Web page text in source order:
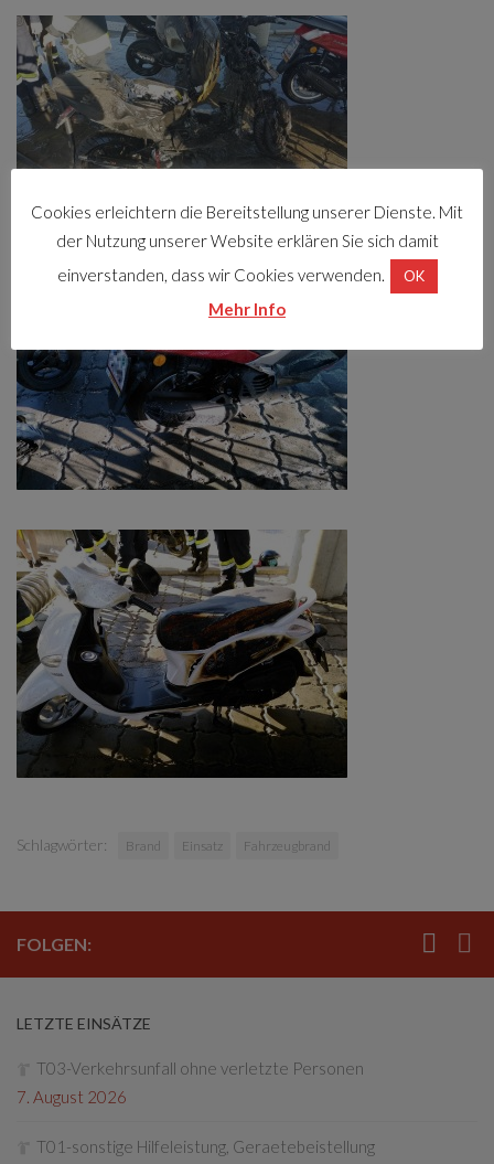
Schlagwörter: Brand Einsatz Fahrzeugbrand
FOLGEN:
LETZTE EINSÄTZE
T03-Verkehrsunfall ohne verletzte Personen
7. August 2026
T01-sonstige Hilfeleistung, Geraetebeistellung
Cookies erleichtern die Bereitstellung unserer Dienste. Mit
der Nutzung unserer Website erklären Sie sich damit
einverstanden, dass wir Cookies verwenden.
OK
Mehr Info